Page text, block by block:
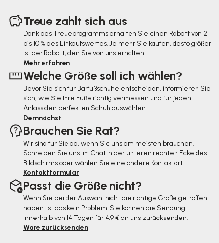
Treue zahlt sich aus
Dank des Treueprogramms erhalten Sie einen Rabatt von 2
bis 10 % des Einkaufswertes. Je mehr Sie kaufen, desto größer
ist der Rabatt, den Sie von uns erhalten.
Mehr erfahren
Welche Größe soll ich wählen?
Bevor Sie sich für Barfußschuhe entscheiden, informieren Sie
sich, wie Sie Ihre Füße richtig vermessen und für jeden
Anlass den perfekten Schuh auswählen.
Demnächst
Brauchen Sie Rat?
Wir sind für Sie da, wenn Sie uns am meisten brauchen.
Schreiben Sie uns im Chat in der unteren rechten Ecke des
Bildschirms oder wählen Sie eine andere Kontaktart.
Kontaktformular
Passt die Größe nicht?
Wenn Sie bei der Auswahl nicht die richtige Größe getroffen
haben, ist das kein Problem! Sie können die Sendung
innerhalb von 14 Tagen für 4,9 € an uns zurücksenden.
Ware zurücksenden